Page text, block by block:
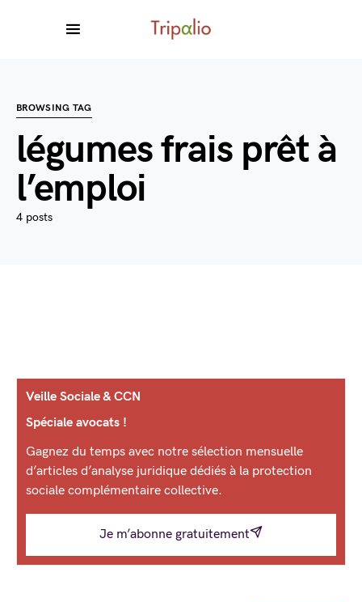
BROWSING TAG
légumes frais prêt à
l’emploi
4 posts
Veille Sociale & CCN
Spéciale avocats !
Gagnez du temps avec notre sélection mensuelle
d’articles d’analyse juridique dédiés à la protection
sociale complémentaire collective.
Je m’abonne gratuitement